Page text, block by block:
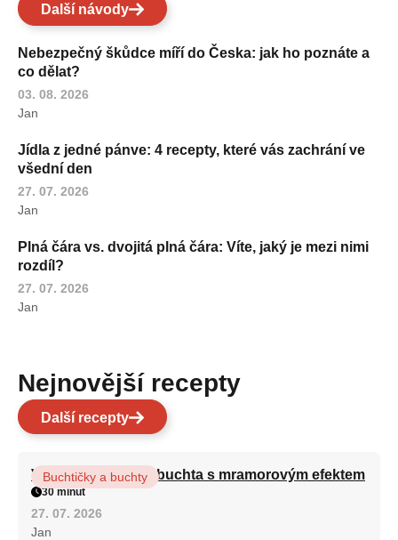
Další návody
Nebezpečný škůdce míří do Česka: jak ho poznáte a
co dělat?
03. 08. 2026
Jan
Jídla z jedné pánve: 4 recepty, které vás zachrání ve
všední den
27. 07. 2026
Jan
Plná čára vs. dvojitá plná čára: Víte, jaký je mezi nimi
rozdíl?
27. 07. 2026
Jan
Nejnovější recepty
Další recepty
Vláčná olejová litá buchta s mramorovým efektem
Buchtičky a buchty
30 minut
27. 07. 2026
Jan